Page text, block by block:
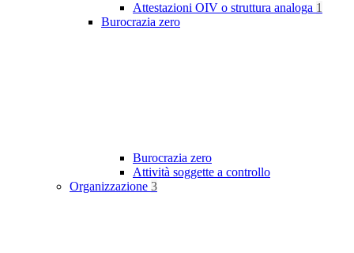
Attestazioni OIV o struttura analoga 1
Burocrazia zero
Burocrazia zero
Attività soggette a controllo
Organizzazione 3